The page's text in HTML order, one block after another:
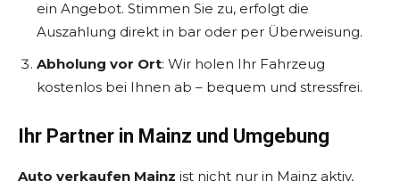
ein Angebot. Stimmen Sie zu, erfolgt die
Auszahlung direkt in bar oder per Überweisung.
Abholung vor Ort: Wir holen Ihr Fahrzeug
kostenlos bei Ihnen ab – bequem und stressfrei.
Ihr Partner in Mainz und Umgebung
Auto verkaufen Mainz ist nicht nur in Mainz aktiv,